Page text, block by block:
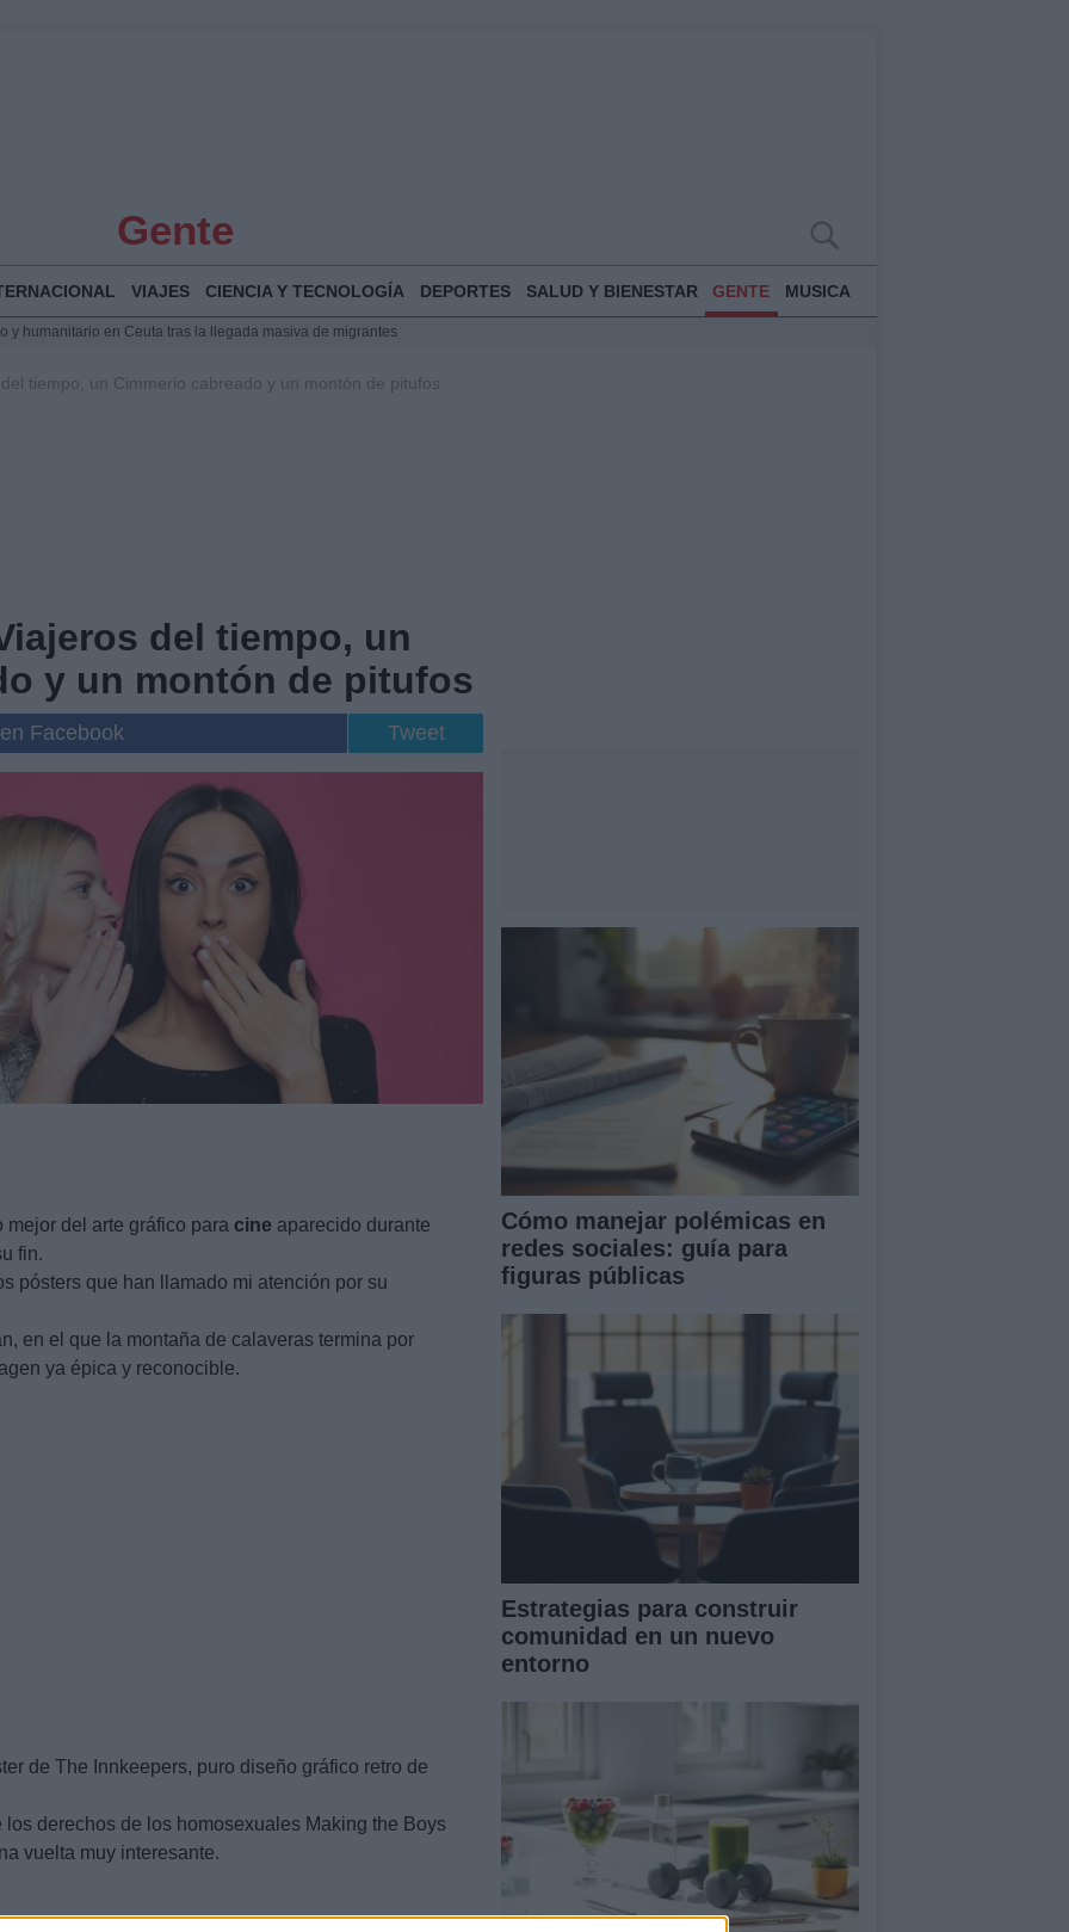
Gente
VIAJES CIENCIA Y TECNOLOGÍA DEPORTES SALUD Y BIENESTAR GENTE MUSICA
y humanitario en Ceuta tras la llegada masiva de migrantes
pabellón de la Expo de Zaragoza en centro sanitario clave
tiempo, un Cimmerio cabreado y un montón de pitufos
del tiempo, un
y un montón de pitufos
Facebook Tweet
del arte gráfico para cine aparecido durante
fin.
pósters que han llamado mi atención por su
en el que la montaña de calaveras termina por
ya épica y reconocible.
de The Innkeepers, puro diseño gráfico retro de
los derechos de los homosexuales Making the Boys
vuelta muy interesante.
Cómo manejar polémicas en
redes sociales: guía para
figuras públicas
Estrategias para construir
comunidad en un nuevo
entorno